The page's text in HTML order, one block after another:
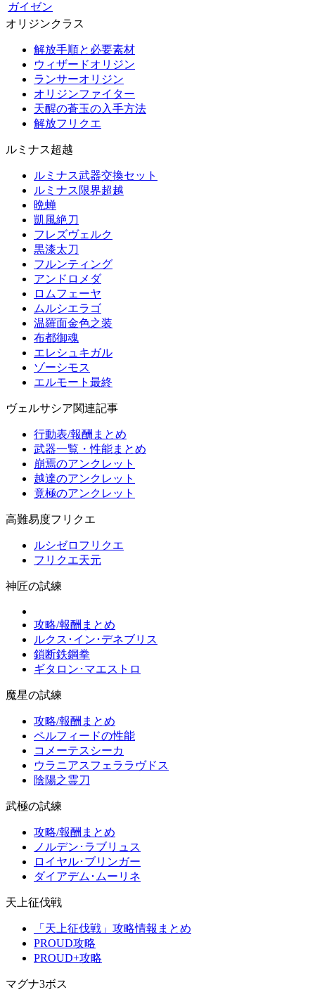
ガイゼン
オリジンクラス
解放手順と必要素材
ウィザードオリジン
ランサーオリジン
オリジンファイター
天醒の蒼玉の入手方法
解放フリクエ
ルミナス超越
ルミナス武器交換セット
ルミナス限界超越
晩蝉
凱風絶刀
フレズヴェルク
黒漆太刀
フルンティング
アンドロメダ
ロムフェーヤ
ムルシエラゴ
温羅面金色之装
布都御魂
エレシュキガル
ゾーシモス
エルモート最終
ヴェルサシア関連記事
行動表/報酬まとめ
武器一覧・性能まとめ
崩焉のアンクレット
越達のアンクレット
竟極のアンクレット
高難易度フリクエ
ルシゼロフリクエ
フリクエ天元
神匠の試練
攻略/報酬まとめ
ルクス･イン･デネブリス
鎖断鉄鋼拳
ギタロン･マエストロ
魔星の試練
攻略/報酬まとめ
ペルフィードの性能
コメーテスシーカ
ウラニアスフェララヴドス
陰陽之霊刀
武極の試練
攻略/報酬まとめ
ノルデン･ラブリュス
ロイヤル･ブリンガー
ダイアデム･ムーリネ
天上征伐戦
「天上征伐戦」攻略情報まとめ
PROUD攻略
PROUD+攻略
マグナ3ボス